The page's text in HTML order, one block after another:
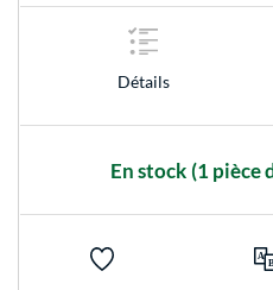
Détails
En stock (1 pièce